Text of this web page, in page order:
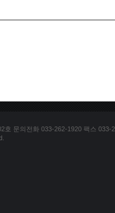
호 문의전화 033-262-1920 팩스 033-